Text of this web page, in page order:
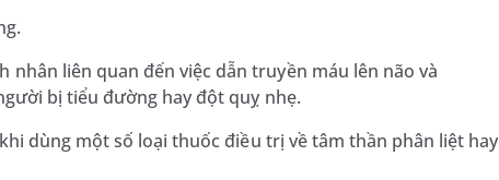
liên quan đến việc dẫn truyền máu lên não và
bị tiểu đường hay đột quỵ nhẹ.
dùng một số loại thuốc điều trị về tâm thần phân liệt hay